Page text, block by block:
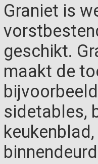
Graniet is
geschikt.
maakt de
sidetables,